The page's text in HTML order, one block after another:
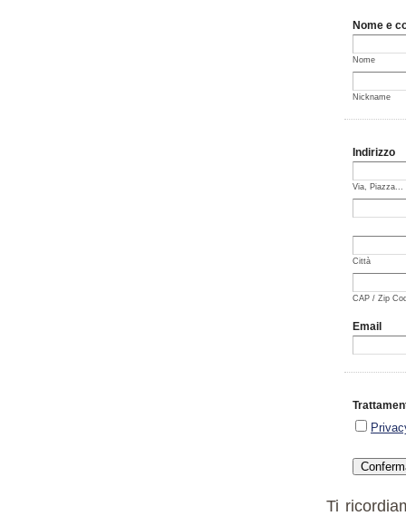
Nome e
Nome
Nickname
Indirizzo
Via, Piazza...
Città
CAP / Zip
Email
Ti